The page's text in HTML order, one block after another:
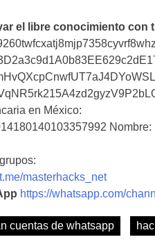
el libre conocimiento con
en México:
masterhacks_net
https://whatsapp.com/
cuentas de whatsapp